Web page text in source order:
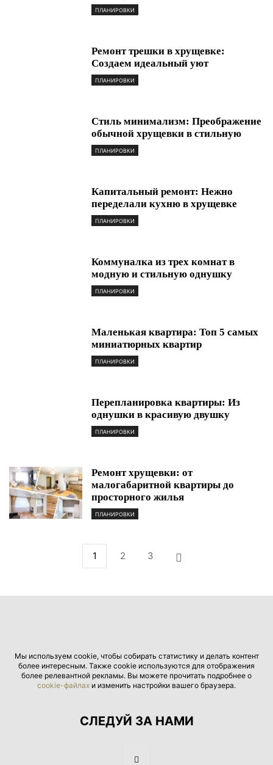
ПЛАНИРОВКИ
Ремонт трешки в хрущевке:
Создаем идеальный уют
ПЛАНИРОВКИ
Стиль минимализм: Преображение
обычной хрущевки в стильную
ПЛАНИРОВКИ
Капитальный ремонт: Нежно
переделали кухню в хрущевке
ПЛАНИРОВКИ
Коммуналка из трех комнат в
модную и стильную однушку
ПЛАНИРОВКИ
Маленькая квартира: Топ 5 самых
миниатюрных квартир
ПЛАНИРОВКИ
Перепланировка квартиры: Из
однушки в красивую двушку
ПЛАНИРОВКИ
Ремонт хрущевки: от
малогабаритной квартиры до
просторного жилья
ПЛАНИРОВКИ
1 2 3
Мы используем cookie, чтобы собирать статистику и делать контент
более интересным. Также cookie используются для отображения
более релевантной рекламы. Вы можете прочитать подробнее о
cookie-файлах и изменить настройки вашего браузера.
СЛЕДУЙ ЗА НАМИ